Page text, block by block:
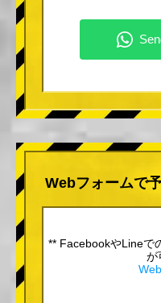
Webフォームで
** FacebookやLineで
が